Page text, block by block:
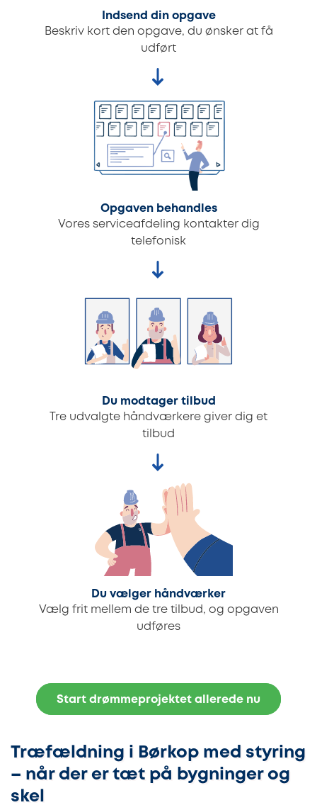
Indsend din opgave
Beskriv kort den opgave, du ønsker at få
udført
Opgaven behandles
Vores serviceafdeling kontakter dig
telefonisk
Du modtager tilbud
Tre udvalgte håndværkere giver dig et
tilbud
Du vælger håndværker
Vælg frit mellem de tre tilbud, og opgaven
udføres
Start drømmeprojektet allerede nu
Træfældning i Børkop med styring
– når der er tæt på bygninger og
skel